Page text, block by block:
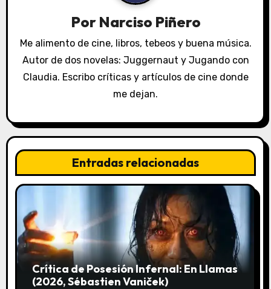
n
d
e
n
r
a
d
a
Por Narciso Piñero
Me alimento de cine, libros, tebeos y buena música.
Autor de dos novelas: Juggernaut y Jugando con
Claudia. Escribo críticas y artículos de cine donde
me dejan.
Entradas relacionadas
Crítica de Posesión Infernal: En Llamas
(2026, Sébastien Vaniček)